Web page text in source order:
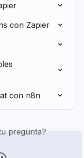
con Zapier
con n8n
pregunta?